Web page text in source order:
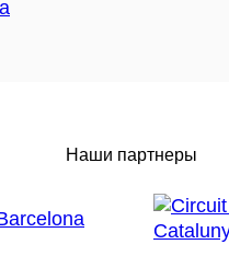
Наши партнеры